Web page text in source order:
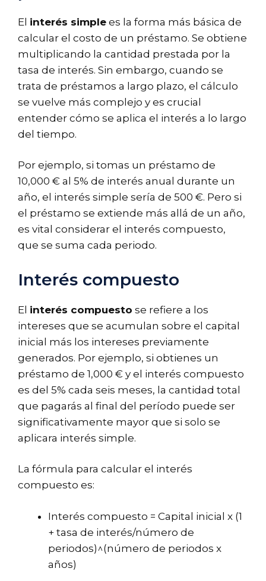
El interés simple es la forma más básica de
calcular el costo de un préstamo. Se obtiene
multiplicando la cantidad prestada por la
tasa de interés. Sin embargo, cuando se
trata de préstamos a largo plazo, el cálculo
se vuelve más complejo y es crucial
entender cómo se aplica el interés a lo largo
del tiempo.
Por ejemplo, si tomas un préstamo de
10,000 € al 5% de interés anual durante un
año, el interés simple sería de 500 €. Pero si
el préstamo se extiende más allá de un año,
es vital considerar el interés compuesto,
que se suma cada periodo.
Interés compuesto
El interés compuesto se refiere a los
intereses que se acumulan sobre el capital
inicial más los intereses previamente
generados. Por ejemplo, si obtienes un
préstamo de 1,000 € y el interés compuesto
es del 5% cada seis meses, la cantidad total
que pagarás al final del período puede ser
significativamente mayor que si solo se
aplicara interés simple.
La fórmula para calcular el interés
compuesto es:
Interés compuesto = Capital inicial x (1
+ tasa de interés/número de
periodos)^(número de periodos x
años)